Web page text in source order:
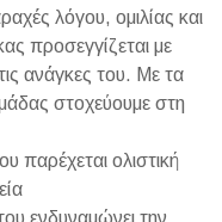
λόγου, ομιλίας και
προσεγγίζεται με
ανάγκες του. Με τα
στοχεύουμε στη
παρέχεται ολιστική
ενδυναμώνει την